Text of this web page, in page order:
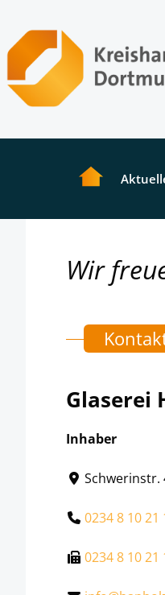
Wir
Glaserei
Inhaber
Schwerinstr.
0234 8 10 21
0234 8 10 21